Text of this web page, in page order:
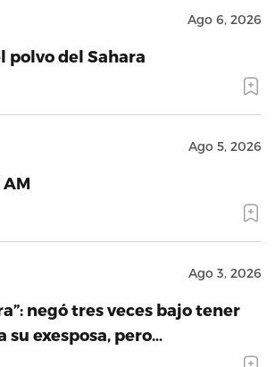
Ago 6, 2026
polvo del Sahara
Ago 5, 2026
AM
Ago 3, 2026
negó tres veces bajo tener
su exesposa, pero…